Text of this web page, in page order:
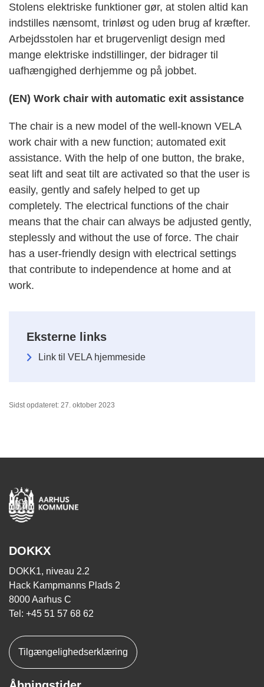
Stolens elektriske funktioner gør, at stolen altid kan
indstilles nænsomt, trinløst og uden brug af kræfter.
Arbejdsstolen har et brugervenligt design med
mange elektriske indstillinger, der bidrager til
uafhængighed derhjemme og på jobbet.
(EN) Work chair with automatic exit assistance
The chair is a new model of the well-known VELA
work chair with a new function; automated exit
assistance. With the help of one button, the brake,
seat lift and seat tilt are activated so that the user is
easily, gently and safely helped to get up
completely. The electrical functions of the chair
means that the chair can always be adjusted gently,
steplessly and without the use of force. The chair
has a user-friendly design with electrical settings
that contribute to independence at home and at
work.
Eksterne links
Link til VELA hjemmeside
Sidst opdateret: 27. oktober 2023
DOKKX
DOKK1, niveau 2.2
Hack Kampmanns Plads 2
8000 Aarhus C
Tel: +45 51 57 68 62
Tilgængelighedserklæring